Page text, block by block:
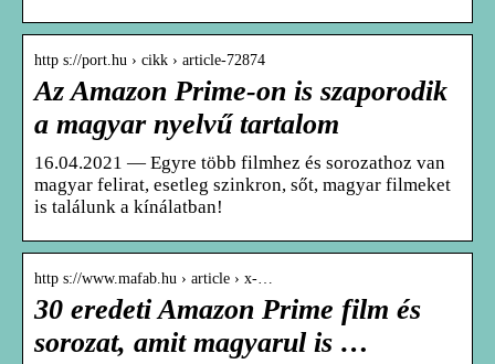
http s://port.hu › cikk › article-72874
Az Amazon Prime-on is szaporodik
a magyar nyelvű tartalom
16.04.2021 — Egyre több filmhez és sorozathoz van
magyar felirat, esetleg szinkron, sőt, magyar filmeket
is találunk a kínálatban!
http s://www.mafab.hu › article › x-…
30 eredeti Amazon Prime film és
sorozat, amit magyarul is …